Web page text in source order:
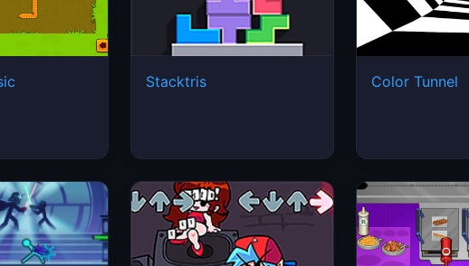
Stacktris Color Tunnel